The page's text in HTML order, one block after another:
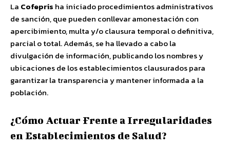
La Cofepris ha iniciado procedimientos administrativos
de sanción, que pueden conllevar amonestación con
apercibimiento, multa y/o clausura temporal o definitiva,
parcial o total. Además, se ha llevado a cabo la
divulgación de información, publicando los nombres y
ubicaciones de los establecimientos clausurados para
garantizar la transparencia y mantener informada a la
población.
¿Cómo Actuar Frente a Irregularidades
en Establecimientos de Salud?